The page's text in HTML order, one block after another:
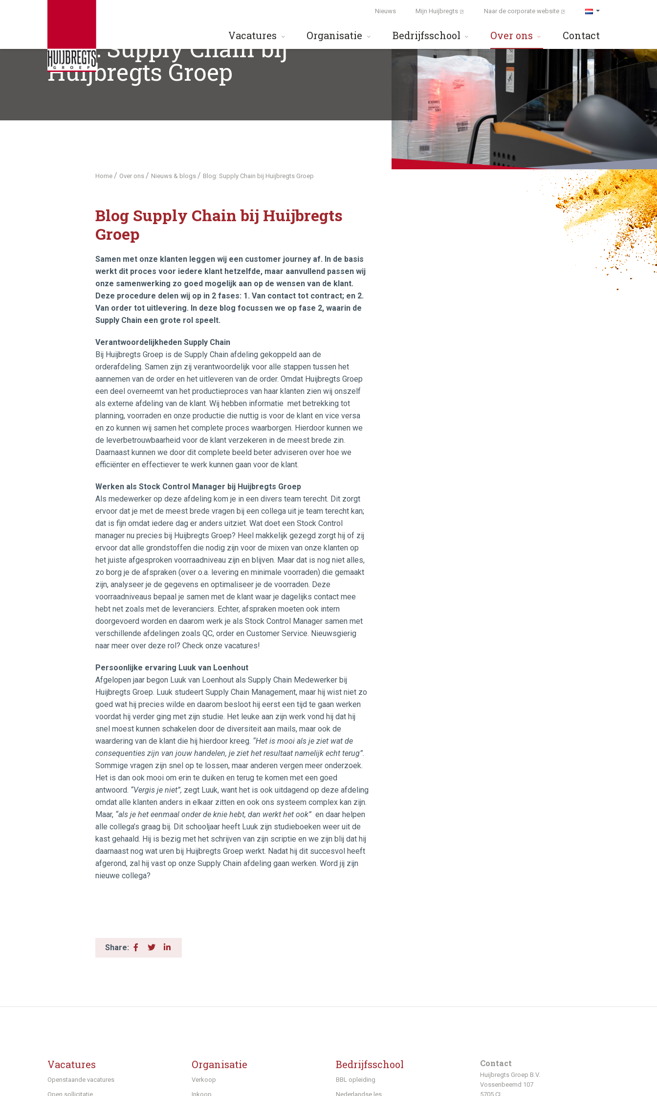
Nieuws Mijn Huijbregts Naar de corporate website
Vacatures Organisatie Bedrijfsschool Over ons Contact
Blog: Supply Chain bij
Huijbregts Groep
Home/ Over ons/ Nieuws & blogs/ Blog: Supply Chain bij Huijbregts Groep
Blog Supply Chain bij Huijbregts
Groep
Samen met onze klanten leggen wij een customer journey af. In de basis
werkt dit proces voor iedere klant hetzelfde, maar aanvullend passen wij
onze samenwerking zo goed mogelijk aan op de wensen van de klant.
Deze procedure delen wij op in 2 fases: 1. Van contact tot contract; en 2.
Van order tot uitlevering. In deze blog focussen we op fase 2, waarin de
Supply Chain een grote rol speelt.
Verantwoordelijkheden Supply Chain
Bij Huijbregts Groep is de Supply Chain afdeling gekoppeld aan de
orderafdeling. Samen zijn zij verantwoordelijk voor alle stappen tussen het
aannemen van de order en het uitleveren van de order. Omdat Huijbregts Groep
een deel overneemt van het productieproces van haar klanten zien wij onszelf
als externe afdeling van de klant. Wij hebben informatie met betrekking tot
planning, voorraden en onze productie die nuttig is voor de klant en vice versa
en zo kunnen wij samen het complete proces waarborgen. Hierdoor kunnen we
de leverbetrouwbaarheid voor de klant verzekeren in de meest brede zin.
Daarnaast kunnen we door dit complete beeld beter adviseren over hoe we
efficiënter en effectiever te werk kunnen gaan voor de klant.
Werken als Stock Control Manager bij Huijbregts Groep
Als medewerker op deze afdeling kom je in een divers team terecht. Dit zorgt
ervoor dat je met de meest brede vragen bij een collega uit je team terecht kan;
dat is fijn omdat iedere dag er anders uitziet. Wat doet een Stock Control
manager nu precies bij Huijbregts Groep? Heel makkelijk gezegd zorgt hij of zij
ervoor dat alle grondstoffen die nodig zijn voor de mixen van onze klanten op
het juiste afgesproken voorraadniveau zijn en blijven. Maar dat is nog niet alles,
zo borg je de afspraken (over o.a. levering en minimale voorraden) die gemaakt
zijn, analyseer je de gegevens en optimaliseer je de voorraden. Deze
voorraadniveaus bepaal je samen met de klant waar je dagelijks contact mee
hebt net zoals met de leveranciers. Echter, afspraken moeten ook intern
doorgevoerd worden en daarom werk je als Stock Control Manager samen met
verschillende afdelingen zoals QC, order en Customer Service. Nieuwsgierig
naar meer over deze rol? Check onze vacatures!
Persoonlijke ervaring Luuk van Loenhout
Afgelopen jaar begon Luuk van Loenhout als Supply Chain Medewerker bij
Huijbregts Groep. Luuk studeert Supply Chain Management, maar hij wist niet zo
goed wat hij precies wilde en daarom besloot hij eerst een tijd te gaan werken
voordat hij verder ging met zijn studie. Het leuke aan zijn werk vond hij dat hij
snel moest kunnen schakelen door de diversiteit aan mails, maar ook de
waardering van de klant die hij hierdoor kreeg. “Het is mooi als je ziet wat de
consequenties zijn van jouw handelen, je ziet het resultaat namelijk echt terug”.
Sommige vragen zijn snel op te lossen, maar anderen vergen meer onderzoek.
Het is dan ook mooi om erin te duiken en terug te komen met een goed
antwoord. “Vergis je niet”, zegt Luuk, want het is ook uitdagend op deze afdeling
omdat alle klanten anders in elkaar zitten en ook ons systeem complex kan zijn.
Maar, “als je het eenmaal onder de knie hebt, dan werkt het ook” en daar helpen
alle collega’s graag bij. Dit schooljaar heeft Luuk zijn studieboeken weer uit de
kast gehaald. Hij is bezig met het schrijven van zijn scriptie en we zijn blij dat hij
daarnaast nog wat uren bij Huijbregts Groep werkt. Nadat hij dit succesvol heeft
afgerond, zal hij vast op onze Supply Chain afdeling gaan werken. Word jij zijn
nieuwe collega?
Share:
Vacatures
Openstaande vacatures
Open sollicitatie
Organisatie
Verkoop
Inkoop
Bedrijfsschool
BBL opleiding
Nederlandse les
Contact
Huijbregts Groep B.V.
Vossenbeemd 107
5705 CL